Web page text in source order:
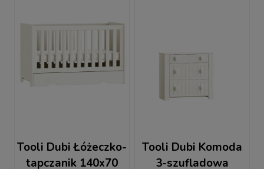
Tooli Dubi Łóżeczko-
tapczanik 140x70
Tooli Dubi Komoda
3-szufladowa